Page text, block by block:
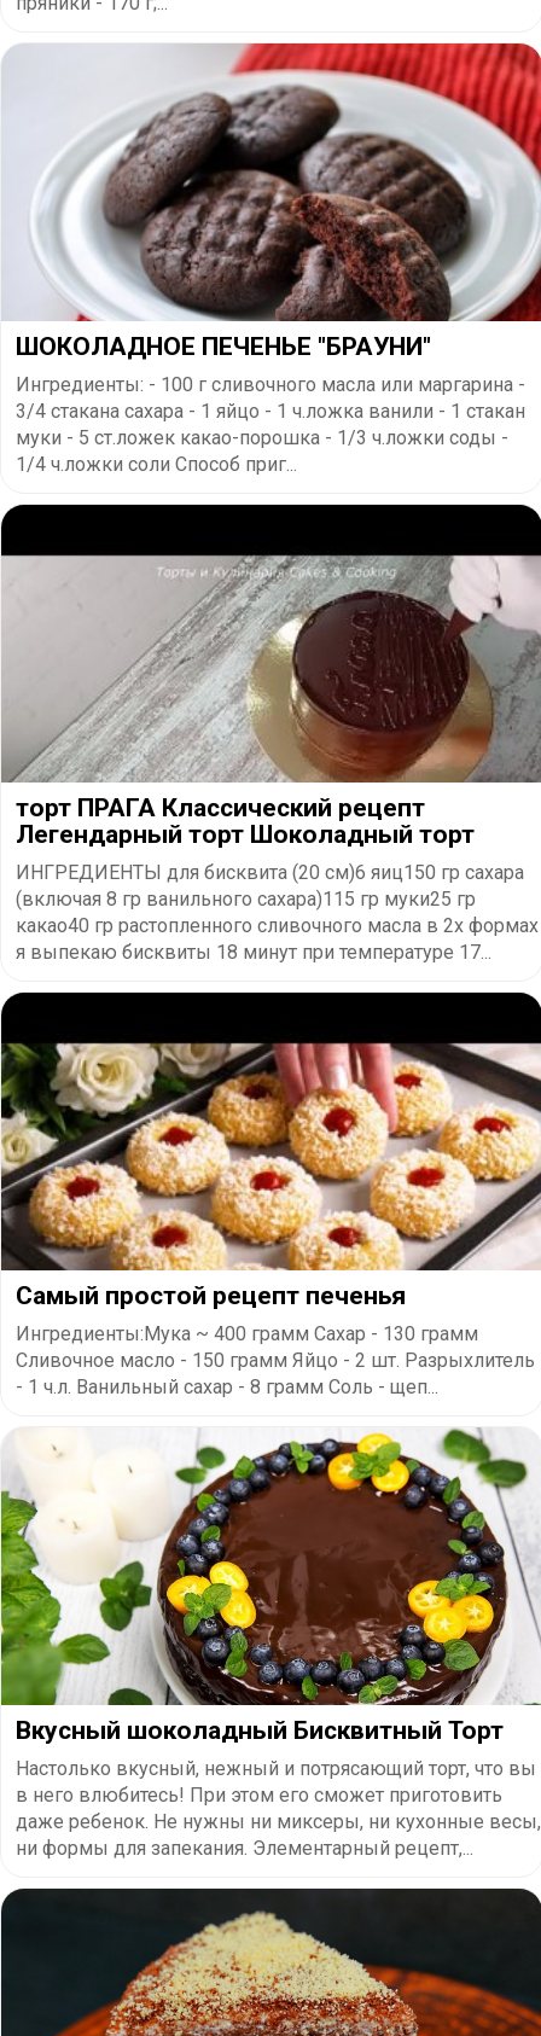
​ШОКОЛАДНОЕ ПЕЧЕНЬЕ "БРАУНИ"
Ингредиенты: - 100 г сливочного масла или маргарина -
3/4 стакана сахара - 1 яйцо - 1 ч.ложка ванили - 1 стакан
муки - 5 ст.ложек какао-порошка - 1/3 ч.ложки соды -
1/4 ч.ложки соли Способ приг...
торт ПРАГА Классический рецепт
Легендарный торт Шоколадный торт
ИНГРЕДИЕНТЫ для бисквита (20 см)6 яиц150 гр сахара
(включая 8 гр ванильного сахара)115 гр муки25 гр
какао40 гр растопленного сливочного масла в 2х формах
я выпекаю бисквиты 18 минут при температуре 17...
Самый простой рецепт печенья
Ингредиенты:Мука ~ 400 грамм Сахар - 130 грамм
Сливочное масло - 150 грамм Яйцо - 2 шт. Разрыхлитель
- 1 ч.л. Ванильный сахар - 8 грамм Соль - щеп...
Вкусный шоколадный Бисквитный Торт
Настолько вкусный, нежный и потрясающий торт, что вы
в него влюбитесь! При этом его сможет приготовить
даже ребенок. Не нужны ни миксеры, ни кухонные весы,
ни формы для запекания. Элементарный рецепт,...